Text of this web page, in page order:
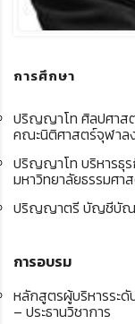
การศึกษา
ปริญญาโท ศิลปศาส
คณะนิติศาสตร์จุฬาล
ปริญญาโท บริหารธุ
มหาวิทยาลัยธรรมศา
ปริญญาตรี บัญชีบัณฑิ
การอบรม
หลักสูตรผู้บริหารระดั
– ประธานวิชาการ